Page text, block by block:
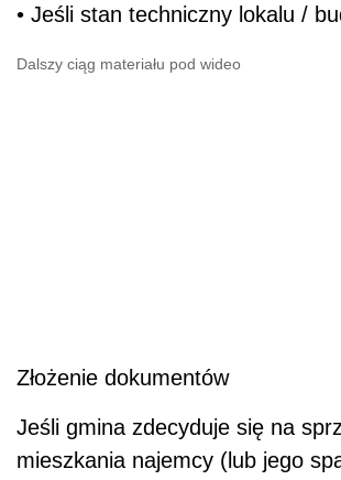
• Jeśli stan techniczny lokalu /
Dalszy ciąg materiału pod wideo
Złożenie dokumentów
Jeśli gmina zdecyduje się na
mieszkania najemcy (lub jego